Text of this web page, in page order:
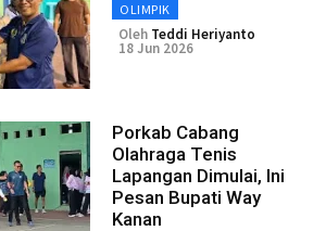
OLIMPIK
Oleh Teddi Heriyanto
18 Jun 2026
Porkab Cabang
Olahraga Tenis
Lapangan Dimulai, Ini
Pesan Bupati Way
Kanan